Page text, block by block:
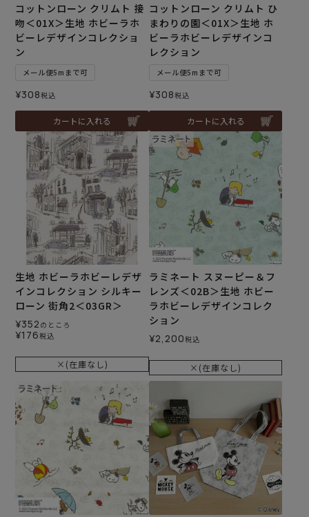
コットンローン クリムト 接
吻＜01X＞生地 ホビーラホ
ビーレデザインコレクショ
ン
メール便5mまで可
¥308税込
カートに入れる
コットンローン クリムト ひ
まわりの園＜01X＞生地 ホ
ビーラホビーレデザインコ
レクション
メール便5mまで可
¥308税込
カートに入れる
生地 ホビーラホビーレデザ
インコレクション シルキー
ローン 街角2＜03GR＞
¥352 のところ
¥176税込
×(在庫なし)
ラミネート スヌーピー＆フ
レンズ＜02B＞生地 ホビー
ラホビーレデザインコレク
ション
¥2,200税込
×(在庫なし)